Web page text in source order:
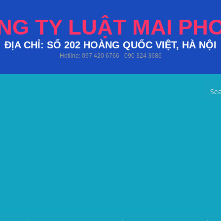
TY LUẬT MAI
ĐỊA CHỈ: SỐ 202 HOÀNG QUỐC VIỆT, HÀ NỘI
Hotline: 097 420 6766 - 090 324 3686